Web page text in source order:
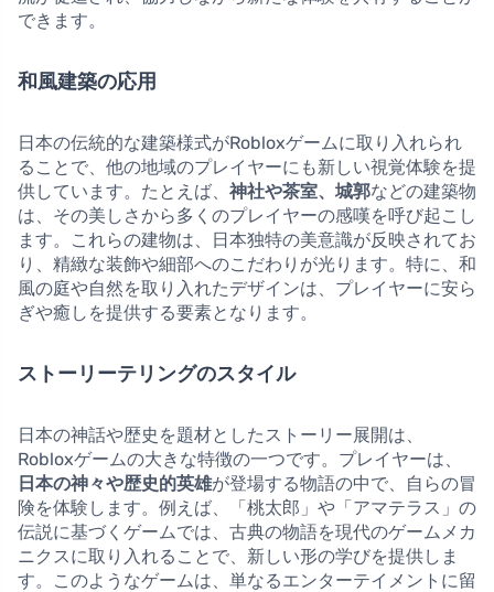
できます。
和風建築の応用
日本の伝統的な建築様式がRobloxゲームに取り入れられ
ることで、他の地域のプレイヤーにも新しい視覚体験を提
供しています。たとえば、 神社や茶室、城郭などの建築物
は、その美しさから多くのプレイヤーの感嘆を呼び起こし
ます。これらの建物は、日本独特の美意識が反映されてお
り、精緻な装飾や細部へのこだわりが光ります。特に、和
風の庭や自然を取り入れたデザインは、プレイヤーに安ら
ぎや癒しを提供する要素となります。
ストーリーテリングのスタイル
日本の神話や歴史を題材としたストーリー展開は、
Robloxゲームの大きな特徴の一つです。プレイヤーは、
日本の神々や歴史的英雄が登場する物語の中で、自らの冒
険を体験します。例えば、「桃太郎」や「アマテラス」の
伝説に基づくゲームでは、古典の物語を現代のゲームメカ
ニクスに取り入れることで、新しい形の学びを提供しま
す。このようなゲームは、単なるエンターテイメントに留